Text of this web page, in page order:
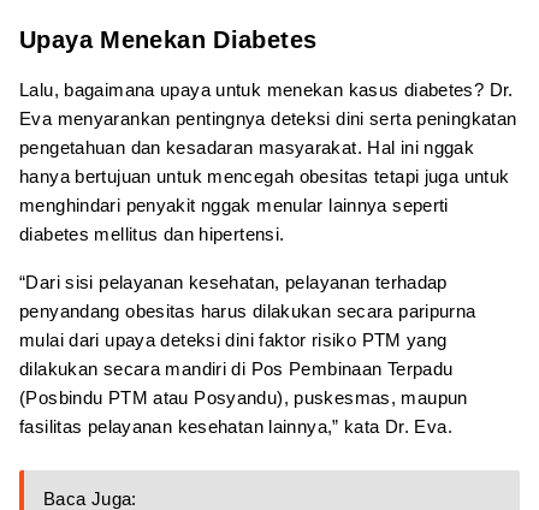
Upaya Menekan Diabetes
Lalu, bagaimana upaya untuk menekan kasus diabetes? Dr.
Eva menyarankan pentingnya deteksi dini serta peningkatan
pengetahuan dan kesadaran masyarakat. Hal ini nggak
hanya bertujuan untuk mencegah obesitas tetapi juga untuk
menghindari penyakit nggak menular lainnya seperti
diabetes mellitus dan hipertensi.
“Dari sisi pelayanan kesehatan, pelayanan terhadap
penyandang obesitas harus dilakukan secara paripurna
mulai dari upaya deteksi dini faktor risiko PTM yang
dilakukan secara mandiri di Pos Pembinaan Terpadu
(Posbindu PTM atau Posyandu), puskesmas, maupun
fasilitas pelayanan kesehatan lainnya,” kata Dr. Eva.
Baca Juga: